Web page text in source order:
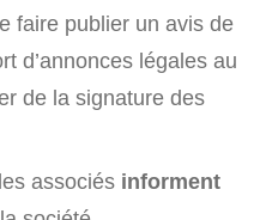
faire publier un avis de
d’annonces légales au
de la signature des
associés informent